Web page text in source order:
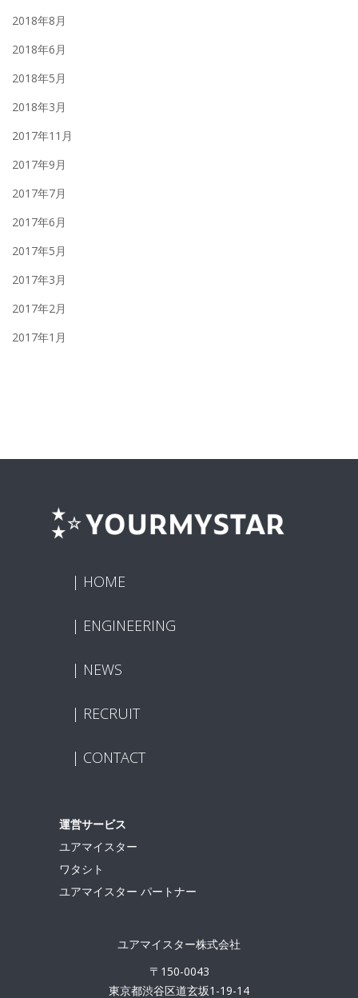
2018年8月
2018年6月
2018年5月
2018年3月
2017年11月
2017年9月
2017年7月
2017年6月
2017年5月
2017年3月
2017年2月
2017年1月
HOME
ENGINEERING
RECRUIT
CONTACT
NEWS
運営サービス
ユアマイスター
ワタシト
ユアマイスター パートナー
ユアマイスター株式会社
〒150-0043
東京都渋谷区道玄坂1-19-14